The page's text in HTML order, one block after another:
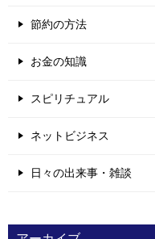
節約の方法
お金の知識
スピリチュアル
ネットビジネス
日々の出来事・雑談